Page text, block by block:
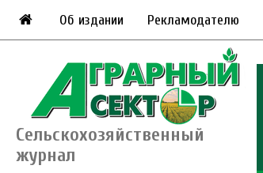
Об издании Рекламодателю
Сельскохозяйственный
журнал